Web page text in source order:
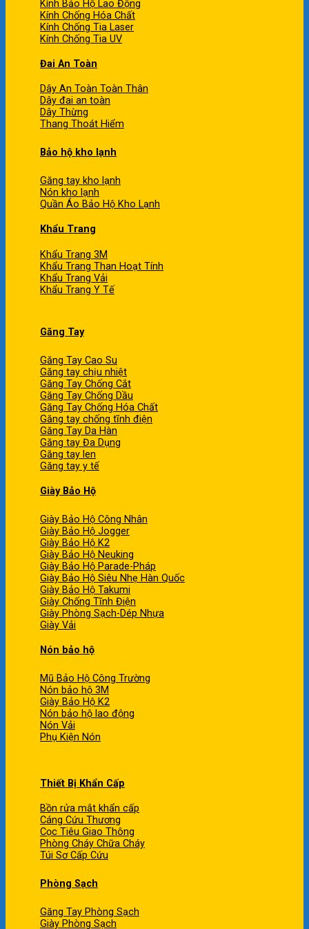
Kính Bảo Hộ Lao Động
Kính Chống Hóa Chất
Kính Chống Tia Laser
Kính Chống Tia UV
Đai An Toàn
Dây An Toàn Toàn Thân
Dây đai an toàn
Dây Thừng
Thang Thoát Hiểm
Bảo hộ kho lạnh
Găng tay kho lạnh
Nón kho lạnh
Quần Áo Bảo Hộ Kho Lạnh
Khẩu Trang
Khẩu Trang 3M
Khẩu Trang Than Hoạt Tính
Khẩu Trang Vải
Khẩu Trang Y Tế
Găng Tay
Găng Tay Cao Su
Găng tay chịu nhiệt
Găng Tay Chống Cắt
Găng Tay Chống Dầu
Găng Tay Chống Hóa Chất
Găng tay chống tĩnh điện
Găng Tay Da Hàn
Găng tay Đa Dụng
Găng tay len
Găng tay y tế
Giày Bảo Hộ
Giày Bảo Hộ Công Nhân
Giày Bảo Hộ Jogger
Giày Bảo Hộ K2
Giày Bảo Hộ Neuking
Giày Bảo Hộ Parade-Pháp
Giày Bảo Hộ Siêu Nhẹ Hàn Quốc
Giày Bảo Hộ Takumi
Giày Chống Tĩnh Điện
Giày Phòng Sạch-Dép Nhựa
Giày Vải
Nón bảo hộ
Mũ Bảo Hộ Công Trường
Nón bảo hộ 3M
Giày Bảo Hộ K2
Nón bảo hộ lao động
Nón Vải
Phụ Kiện Nón
Thiết Bị Khẩn Cấp
Bồn rửa mắt khẩn cấp
Cáng Cứu Thương
Cọc Tiêu Giao Thông
Phòng Cháy Chữa Cháy
Túi Sơ Cấp Cứu
Phòng Sạch
Găng Tay Phòng Sạch
Giày Phòng Sạch